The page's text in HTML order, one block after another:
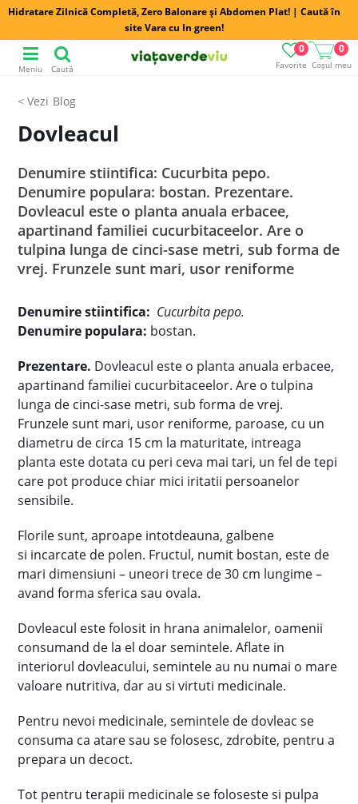
Hidratare Zilnică Completă, Zero Balonare și Abdomen Plat! | Caută în
site Vara cu In green!
Favorite
0
Coșul meu
0
Meniu Caută
Blog
Dovleacul
Denumire stiintifica: Cucurbita pepo.
Denumire populara: bostan. Prezentare.
Dovleacul este o planta anuala erbacee,
apartinand familiei cucurbitaceelor. Are o
tulpina lunga de cinci-sase metri, sub forma de
vrej. Frunzele sunt mari, usor reniforme
Denumirestiintifica: Cucurbita pepo.
Denumire populara: bostan.
Prezentare. Dovleacul este o planta anuala erbacee,
apartinand familiei cucurbitaceelor. Are o tulpina
lunga de cinci-sase metri, sub forma de vrej.
Frunzele sunt mari, usor reniforme, paroase, cu un
diametru de circa 15 cm la maturitate, intreaga
planta este dotata cu peri ceva mai tari, un fel de tepi
care pot produce chiar mici iritatii persoanelor
sensibile.
Florile sunt, aproape intotdeauna, galbene
si incarcate de polen. Fructul, numit bostan, este de
mari dimensiuni – uneori trece de 30 cm lungime –
avand forma sferica sau ovala.
Dovleacul este folosit in hrana animalelor, oamenii
consumand de la el doar semintele. Aflate in
interiorul dovleacului, semintele au nu numai o mare
valoare nutritiva, dar au si virtuti medicinale.
Pentru nevoi medicinale, semintele de dovleac se
consuma ca atare sau se folosesc, zdrobite, pentru a
prepara un decoct.
Tot pentru terapii medicinale se foloseste si pulpa